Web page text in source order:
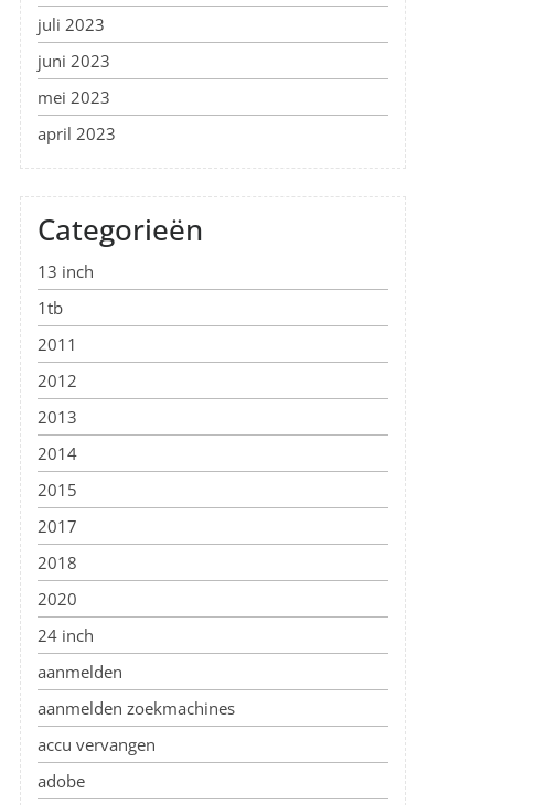
juli 2023
juni 2023
mei 2023
april 2023
Categorieën
13 inch
1tb
2011
2012
2013
2014
2015
2017
2018
2020
24 inch
aanmelden
aanmelden zoekmachines
accu vervangen
adobe